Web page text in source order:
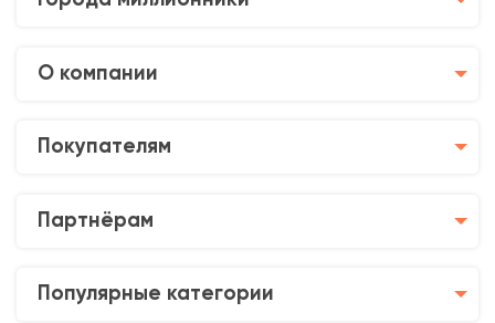
О компании
Покупателям
Партнёрам
Популярные категории